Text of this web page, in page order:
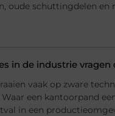
oude schuttingdelen en
in de industrie vragen
vaak op zware
een kantoorpand
in een